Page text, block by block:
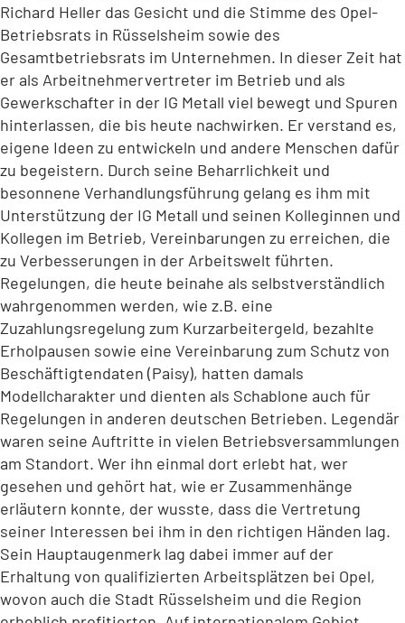
Richard Heller das Gesicht und die Stimme des Opel-
Betriebsrats in Rüsselsheim sowie des
Gesamtbetriebsrats im Unternehmen. In dieser Zeit hat
er als Arbeitnehmervertreter im Betrieb und als
Gewerkschafter in der IG Metall viel bewegt und Spuren
hinterlassen, die bis heute nachwirken. Er verstand es,
eigene Ideen zu entwickeln und andere Menschen dafür
zu begeistern. Durch seine Beharrlichkeit und
besonnene Verhandlungsführung gelang es ihm mit
Unterstützung der IG Metall und seinen Kolleginnen und
Kollegen im Betrieb, Vereinbarungen zu erreichen, die
zu Verbesserungen in der Arbeitswelt führten.
Regelungen, die heute beinahe als selbstverständlich
wahrgenommen werden, wie z.B. eine
Zuzahlungsregelung zum Kurzarbeitergeld, bezahlte
Erholpausen sowie eine Vereinbarung zum Schutz von
Beschäftigtendaten (Paisy), hatten damals
Modellcharakter und dienten als Schablone auch für
Regelungen in anderen deutschen Betrieben. Legendär
waren seine Auftritte in vielen Betriebsversammlungen
am Standort. Wer ihn einmal dort erlebt hat, wer
gesehen und gehört hat, wie er Zusammenhänge
erläutern konnte, der wusste, dass die Vertretung
seiner Interessen bei ihm in den richtigen Händen lag.
Sein Hauptaugenmerk lag dabei immer auf der
Erhaltung von qualifizierten Arbeitsplätzen bei Opel,
wovon auch die Stadt Rüsselsheim und die Region